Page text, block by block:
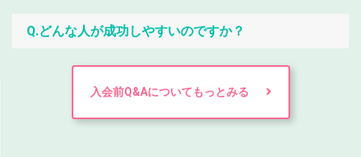
Q.どんな人が成功しやすいのですか？
入会前Q&Aについてもっとみる